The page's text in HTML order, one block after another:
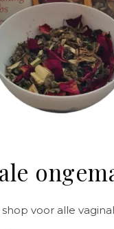
2 shop voor alle